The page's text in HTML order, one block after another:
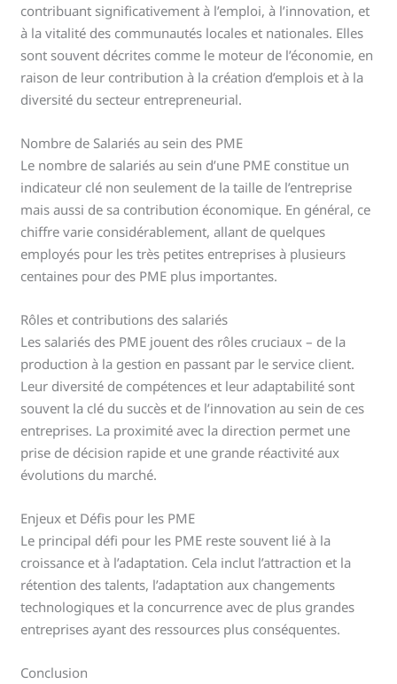
contribuant significativement à l’emploi, à l’innovation, et
à la vitalité des communautés locales et nationales. Elles
sont souvent décrites comme le moteur de l’économie, en
raison de leur contribution à la création d’emplois et à la
diversité du secteur entrepreneurial.
Nombre de Salariés au sein des PME
Le nombre de salariés au sein d’une PME constitue un
indicateur clé non seulement de la taille de l’entreprise
mais aussi de sa contribution économique. En général, ce
chiffre varie considérablement, allant de quelques
employés pour les très petites entreprises à plusieurs
centaines pour des PME plus importantes.
Rôles et contributions des salariés
Les salariés des PME jouent des rôles cruciaux – de la
production à la gestion en passant par le service client.
Leur diversité de compétences et leur adaptabilité sont
souvent la clé du succès et de l’innovation au sein de ces
entreprises. La proximité avec la direction permet une
prise de décision rapide et une grande réactivité aux
évolutions du marché.
Enjeux et Défis pour les PME
Le principal défi pour les PME reste souvent lié à la
croissance et à l’adaptation. Cela inclut l’attraction et la
rétention des talents, l’adaptation aux changements
technologiques et la concurrence avec de plus grandes
entreprises ayant des ressources plus conséquentes.
Conclusion